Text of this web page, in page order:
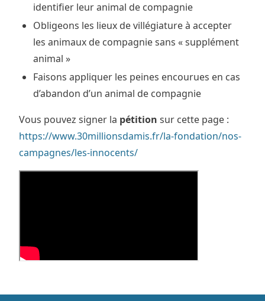
identifier leur animal de compagnie
Obligeons les lieux de villégiature à accepter
les animaux de compagnie sans « supplément
animal »
Faisons appliquer les peines encourues en cas
d’abandon d’un animal de compagnie
Vous pouvez signer la pétition sur cette page :
https://www.30millionsdamis.fr/la-fondation/nos-
campagnes/les-innocents/